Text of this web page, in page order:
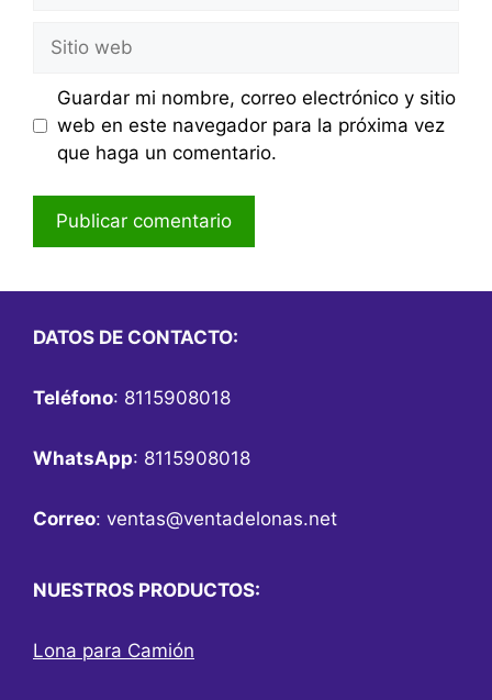
Sitio
web
Guardar mi nombre, correo electrónico y sitio
web en este navegador para la próxima vez
que haga un comentario.
DATOS DE CONTACTO:
Teléfono: 8115908018
WhatsApp: 8115908018
Correo: ventas@ventadelonas.net
NUESTROS PRODUCTOS:
Lona para Camión